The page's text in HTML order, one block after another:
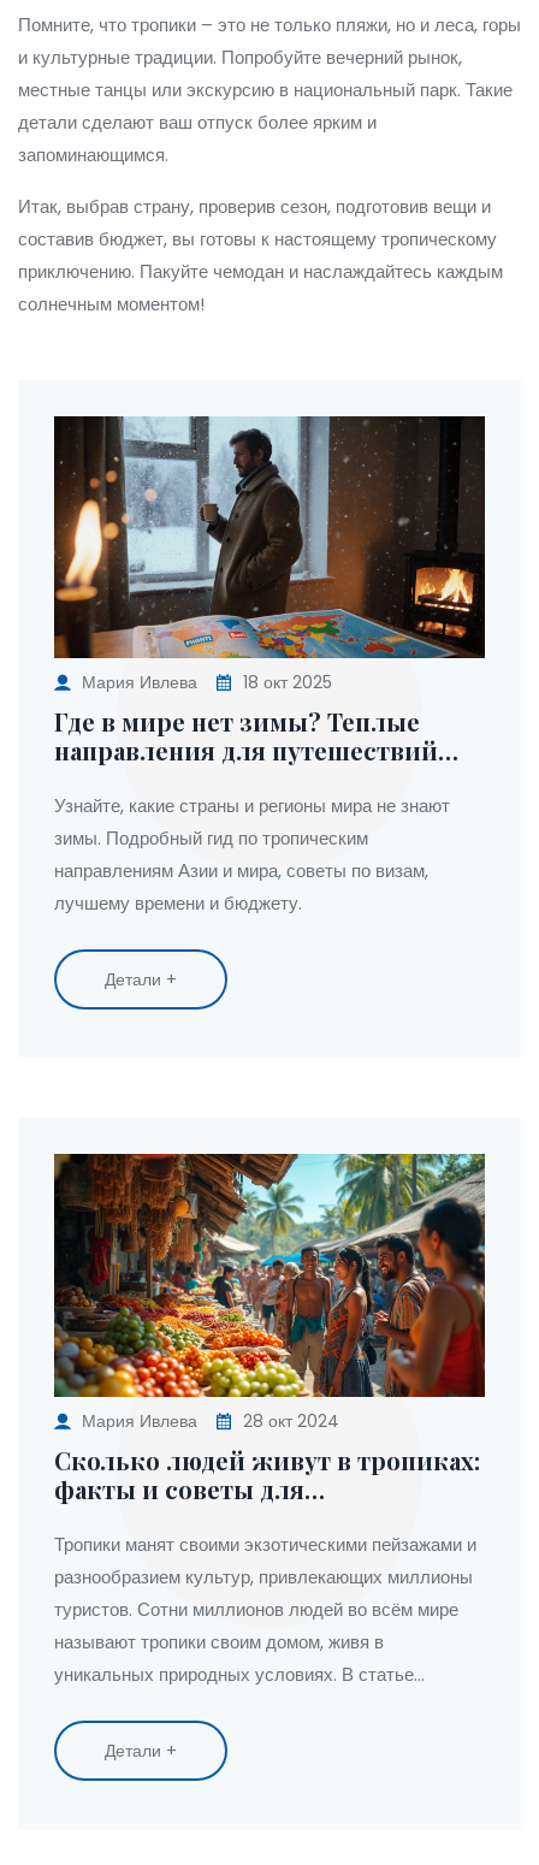
Помните, что тропики – это не только пляжи, но и леса, горы
и культурные традиции. Попробуйте вечерний рынок,
местные танцы или экскурсию в национальный парк. Такие
детали сделают ваш отпуск более ярким и
запоминающимся.
Итак, выбрав страну, проверив сезон, подготовив вещи и
составив бюджет, вы готовы к настоящему тропическому
приключению. Пакуйте чемодан и наслаждайтесь каждым
солнечным моментом!
Мария Ивлева 18 окт 2025
Где в мире нет зимы? Теплые
направления для путешествий
Узнайте, какие страны и регионы мира не знают
зимы. Подробный гид по тропическим
направлениям Азии и мира, советы по визам,
лучшему времени и бюджету.
Детали +
Мария Ивлева 28 окт 2024
Сколько людей живут в тропиках:
факты и советы для
Тропики манят своими экзотическими пейзажами и
разнообразием культур, привлекающих миллионы
туристов. Сотни миллионов людей во всём мире
называют тропики своим домом, живя в
уникальных природных условиях. В статье
тропических регионах и их населении, уделяется
внимание влиянию на культуру и экономику этих
Детали +